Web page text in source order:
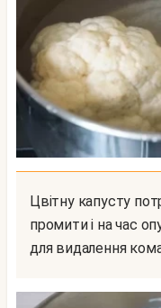
Цвітну капусту потрібно очистити від листя,
промити і на час
для видалення